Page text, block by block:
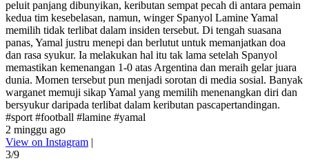
peluit panjang dibunyikan, keributan sempat pecah di antara pemain
kedua tim kesebelasan, namun, winger Spanyol Lamine Yamal
memilih tidak terlibat dalam insiden tersebut. Di tengah suasana
panas, Yamal justru menepi dan berlutut untuk memanjatkan doa
dan rasa syukur. Ia melakukan hal itu tak lama setelah Spanyol
memastikan kemenangan 1-0 atas Argentina dan meraih gelar juara
dunia. Momen tersebut pun menjadi sorotan di media sosial. Banyak
warganet memuji sikap Yamal yang memilih menenangkan diri dan
bersyukur daripada terlibat dalam keributan pascapertandingan.
#sport #football #lamine #yamal
2 minggu ago
View on Instagram |
3/9